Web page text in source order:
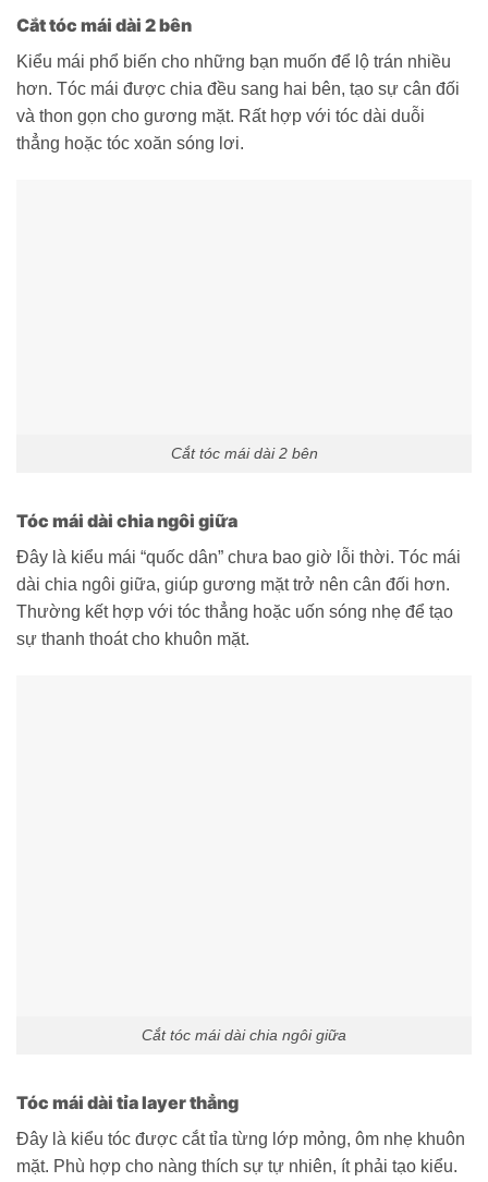
Cắt tóc mái dài 2 bên
Kiểu mái phổ biến cho những bạn muốn để lộ trán nhiều
hơn. Tóc mái được chia đều sang hai bên, tạo sự cân đối
và thon gọn cho gương mặt. Rất hợp với tóc dài duỗi
thẳng hoặc tóc xoăn sóng lơi.
Cắt tóc mái dài 2 bên
Tóc mái dài chia ngôi giữa
Đây là kiểu mái “quốc dân” chưa bao giờ lỗi thời. Tóc mái
dài chia ngôi giữa, giúp gương mặt trở nên cân đối hơn.
Thường kết hợp với tóc thẳng hoặc uốn sóng nhẹ để tạo
sự thanh thoát cho khuôn mặt.
Cắt tóc mái dài chia ngôi giữa
Tóc mái dài tỉa layer thẳng
Đây là kiểu tóc được cắt tỉa từng lớp mỏng, ôm nhẹ khuôn
mặt. Phù hợp cho nàng thích sự tự nhiên, ít phải tạo kiểu.